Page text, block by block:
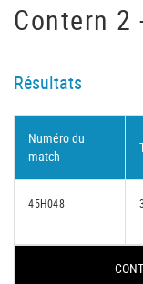
Contern 2
Résultats
Numéro du
match
45H048 3